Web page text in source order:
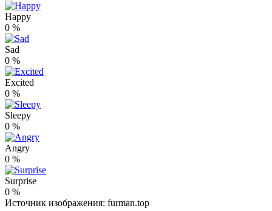
Happy
0 %
Sad
0 %
Excited
0 %
Sleepy
0 %
Angry
0 %
Surprise
0 %
Источник изображения: furman.top